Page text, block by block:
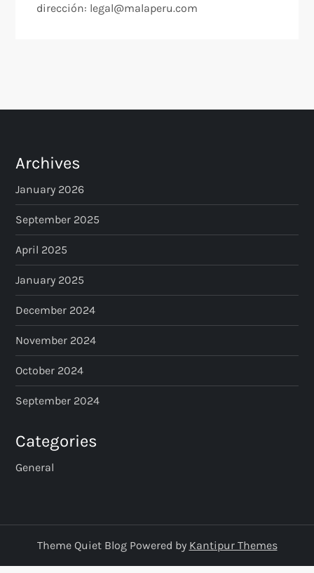
dirección: legal@malaperu.com
Archives
January 2026
September 2025
April 2025
January 2025
December 2024
November 2024
October 2024
September 2024
Categories
General
Theme Quiet Blog Powered by Kantipur Themes